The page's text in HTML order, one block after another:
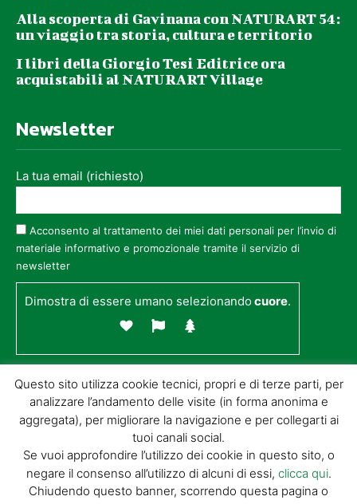
Alla scoperta di Gavinana con NATURART 54:
un viaggio tra storia, cultura e territorio
I libri della Giorgio Tesi Editrice ora
acquistabili al NATURART Village
Newsletter
La tua email (richiesto)
Acconsento al trattamento dei miei dati personali per l’invio di
materiale informativo e promozionale tramite il servizio di
newsletter
Dimostra di essere umano selezionandocuore.
© GIORGIO TESI EDITRICE S.R.L. | P.IVA
01732650476 | VIA DI BADIA 14 – 51100 LOC.
Questo sito utilizza cookie tecnici, propri e di terze parti, per
analizzare l’andamento delle visite (in forma anonima e
aggregata), per migliorare la navigazione e per collegarti ai
tuoi canali social.
Se vuoi approfondire l’utilizzo dei cookie in questo sito, o
negare il consenso all’utilizzo di alcuni di essi, clicca qui.
Chiudendo questo banner, scorrendo questa pagina o